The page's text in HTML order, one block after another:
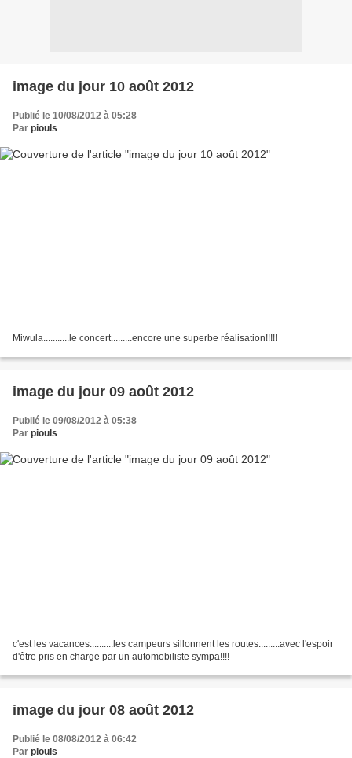
image du jour 10 août 2012
Publié le 10/08/2012 à 05:28
Par piouls
Miwula...........le concert.........encore une superbe réalisation!!!!!
image du jour 09 août 2012
Publié le 09/08/2012 à 05:38
Par piouls
c'est les vacances..........les campeurs sillonnent les routes.........avec l'espoir
d'être pris en charge par un automobiliste sympa!!!!
image du jour 08 août 2012
Publié le 08/08/2012 à 06:42
Par piouls